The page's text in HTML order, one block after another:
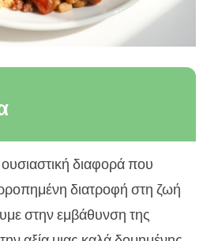
τροφή για γάτες
τροφής για γάτες
η διαιτητική τροφή για
διαφορά που
διατροφή στη ζωή
στην εμβάθυνση της